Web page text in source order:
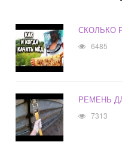
СКОЛЬКО
6485
РЕМЕНЬ
7313